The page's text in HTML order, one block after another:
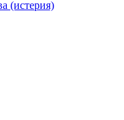
(истерия)